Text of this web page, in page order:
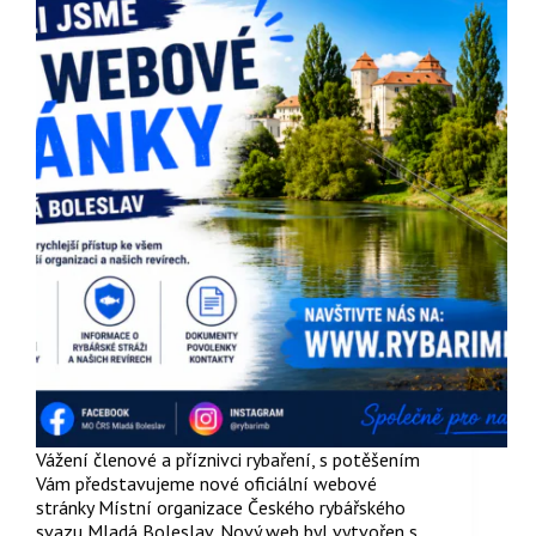
Vážení členové a příznivci rybaření, s potěšením
Vám představujeme nové oficiální webové
stránky Místní organizace Českého rybářského